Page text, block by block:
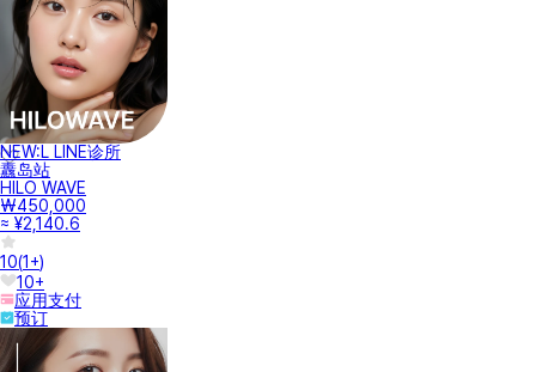
NEW:L LINE诊所
纛岛站
HILO WAVE
₩450,000
≈ ¥2,140.6
10(1+)
10+
应用支付
预订